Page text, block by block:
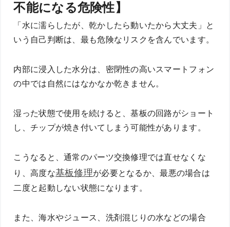
不能になる危険性】
「水に濡らしたが、乾かしたら動いたから大丈夫」と
いう自己判断は、最も危険なリスクを含んでいます。
内部に浸入した水分は、密閉性の高いスマートフォン
の中では自然にはなかなか乾きません。
湿った状態で使用を続けると、基板の回路がショート
し、チップが焼き付いてしまう可能性があります。
こうなると、通常のパーツ交換修理では直せなくな
り、高度な基板修理が必要となるか、最悪の場合は
二度と起動しない状態になります。
また、海水やジュース、洗剤混じりの水などの場合